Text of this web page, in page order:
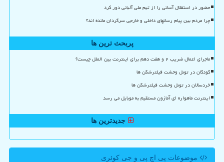
حضور در استقلال آسانی را از تیم ملی آلبانی دور کرد
چرا مردم بین پیام رسانهای داخلی و خارجی سرگردان مانده اند؟
پربحث ترین ها
ماجرای اعمال ضریب ۲ و هفت دهم برای اینترنت بین الملل چیست؟
کودکان در تونل وحشت فیلترشکن ها
خردسالان در تونل وحشت فیلترشکن ها
اینترنت ماهواره ای آمازون مستقیم به موبایل می رسد
جدیدترین ها
موضوعات پی اچ پی و جی كوئری